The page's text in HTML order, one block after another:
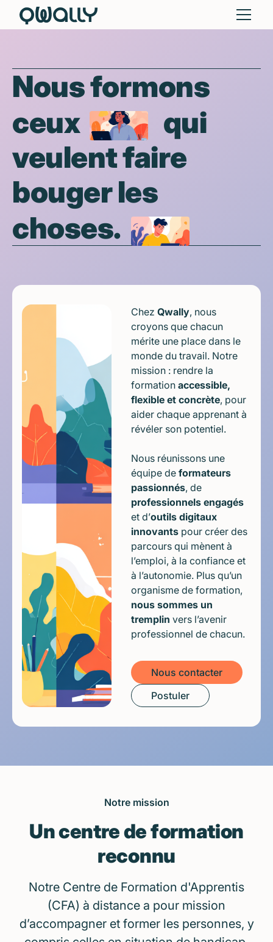
Nous formons
ceux
qui
veulent faire
bouger les
choses.
ChezQwally, nous
croyons que chacun
mérite une place dans le
monde du travail. Notre
mission : rendre la
formationaccessible,
flexible et concrète, pour
aider chaque apprenant à
révéler son potentiel.
Nous réunissons une
équipe deformateurs
passionnés, de
professionnels engagés
et d’outils digitaux
innovants pour créer des
parcours qui mènent à
l’emploi, à la confiance et
à l’autonomie. Plus qu’un
organisme de formation,
nous sommes un
tremplin vers l’avenir
professionnel de chacun.
Nous contacter
Postuler
Notre mission
Un centre de formation
reconnu
Notre Centre de Formation d'Apprentis
(CFA) à distance a pour mission
d’accompagner et former les personnes, y